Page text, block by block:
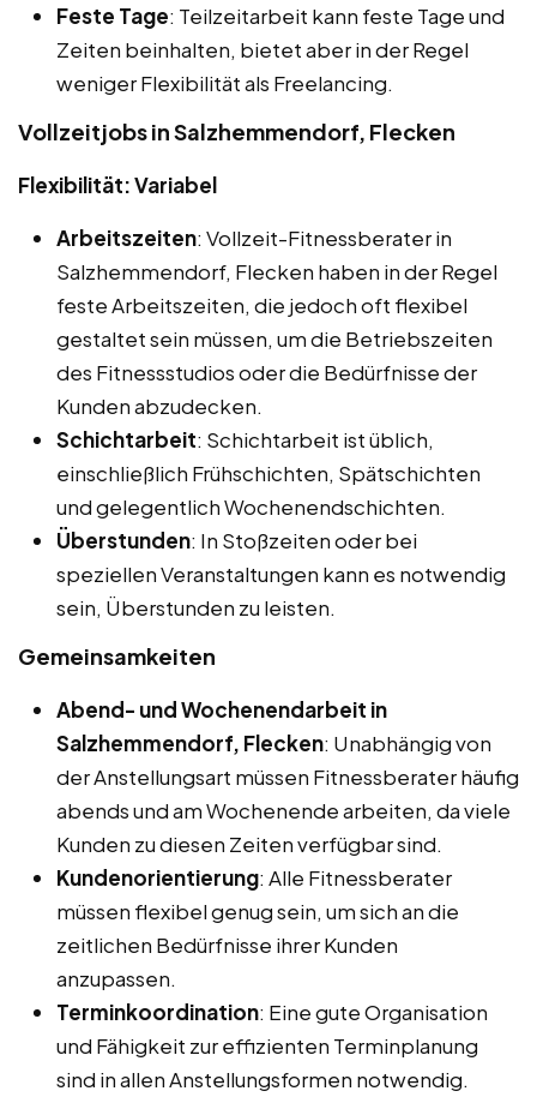
Feste Tage: Teilzeitarbeit kann feste Tage und
Zeiten beinhalten, bietet aber in der Regel
weniger Flexibilität als Freelancing.
Vollzeitjobs in Salzhemmendorf, Flecken
Flexibilität: Variabel
Arbeitszeiten: Vollzeit-Fitnessberater in
Salzhemmendorf, Flecken haben in der Regel
feste Arbeitszeiten, die jedoch oft flexibel
gestaltet sein müssen, um die Betriebszeiten
des Fitnessstudios oder die Bedürfnisse der
Kunden abzudecken.
Schichtarbeit: Schichtarbeit ist üblich,
einschließlich Frühschichten, Spätschichten
und gelegentlich Wochenendschichten.
Überstunden: In Stoßzeiten oder bei
speziellen Veranstaltungen kann es notwendig
sein, Überstunden zu leisten.
Gemeinsamkeiten
Abend- und Wochenendarbeit in
Salzhemmendorf, Flecken: Unabhängig von
der Anstellungsart müssen Fitnessberater häufig
abends und am Wochenende arbeiten, da viele
Kunden zu diesen Zeiten verfügbar sind.
Kundenorientierung: Alle Fitnessberater
müssen flexibel genug sein, um sich an die
zeitlichen Bedürfnisse ihrer Kunden
anzupassen.
Terminkoordination: Eine gute Organisation
und Fähigkeit zur effizienten Terminplanung
sind in allen Anstellungsformen notwendig.